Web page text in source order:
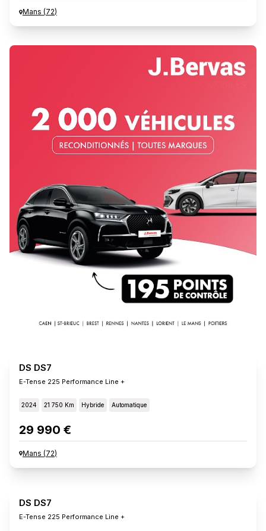
Mans (72)
DS DS7
E-Tense 225 Performance Line +
2024 21 750 Km Hybride Automatique
29 990 €
Mans (72)
DS DS7
E-Tense 225 Performance Line +